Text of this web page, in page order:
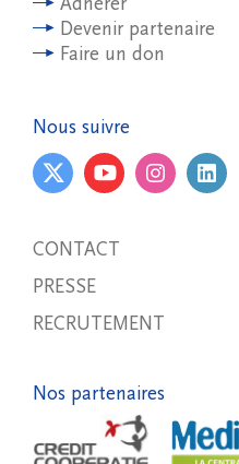
Devenir partenaire
Faire un don
Nous suivre
CONTACT
PRESSE
RECRUTEMENT
Nos partenaires